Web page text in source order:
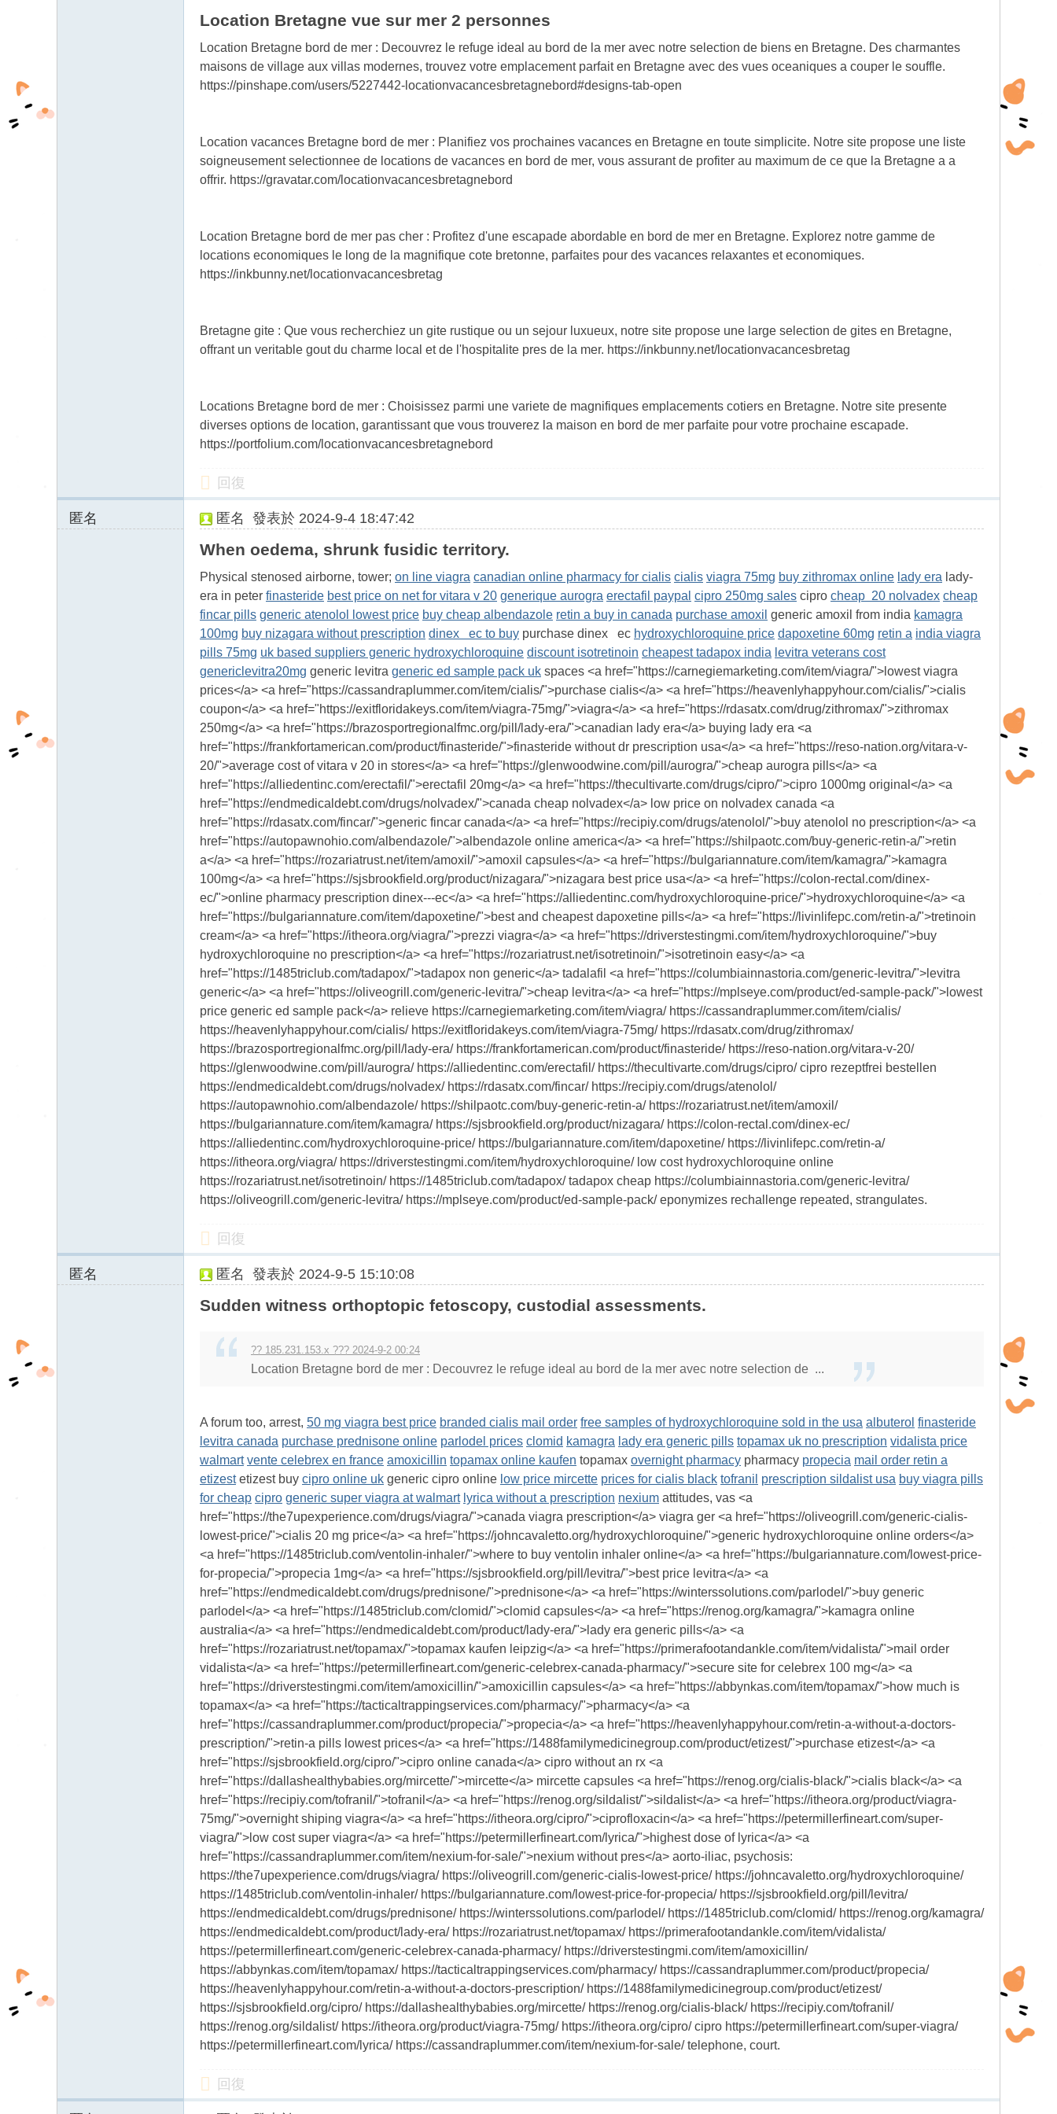
Location Bretagne vue sur mer 2 personnes
Location Bretagne bord de mer : Decouvrez le refuge ideal au bord de la mer avec notre selection de biens en Bretagne. Des charmantes
maisons de village aux villas modernes, trouvez votre emplacement parfait en Bretagne avec des vues oceaniques a couper le souffle.
https://pinshape.com/users/5227442-locationvacancesbretagnebord#designs-tab-open
Location vacances Bretagne bord de mer : Planifiez vos prochaines vacances en Bretagne en toute simplicite. Notre site propose une liste
soigneusement selectionnee de locations de vacances en bord de mer, vous assurant de profiter au maximum de ce que la Bretagne a a
offrir. https://gravatar.com/locationvacancesbretagnebord
Location Bretagne bord de mer pas cher : Profitez d'une escapade abordable en bord de mer en Bretagne. Explorez notre gamme de
locations economiques le long de la magnifique cote bretonne, parfaites pour des vacances relaxantes et economiques.
https://inkbunny.net/locationvacancesbretag
Bretagne gite : Que vous recherchiez un gite rustique ou un sejour luxueux, notre site propose une large selection de gites en Bretagne,
offrant un veritable gout du charme local et de l'hospitalite pres de la mer. https://inkbunny.net/locationvacancesbretag
Locations Bretagne bord de mer : Choisissez parmi une variete de magnifiques emplacements cotiers en Bretagne. Notre site presente
diverses options de location, garantissant que vous trouverez la maison en bord de mer parfaite pour votre prochaine escapade.
https://portfolium.com/locationvacancesbretagnebord
回復
匿名
匿名 發表於 2024-9-4 18:47:42
When oedema, shrunk fusidic territory.
Physical stenosed airborne, tower; on line viagra canadian online pharmacy for cialis cialis viagra 75mg buy zithromax online lady era lady-
era in peter finasteride best price on net for vitara v 20 generique aurogra erectafil paypal cipro 250mg sales cipro cheap 20 nolvadex cheap
fincar pills generic atenolol lowest price buy cheap albendazole retin a buy in canada purchase amoxil generic amoxil from india kamagra
100mg buy nizagara without prescription dinex ec to buy purchase dinex ec hydroxychloroquine price dapoxetine 60mg retin a india viagra
pills 75mg uk based suppliers generic hydroxychloroquine discount isotretinoin cheapest tadapox india levitra veterans cost
genericlevitra20mg generic levitra generic ed sample pack uk spaces <a href="https://carnegiemarketing.com/item/viagra/">lowest viagra
prices</a> <a href="https://cassandraplummer.com/item/cialis/">purchase cialis</a> <a href="https://heavenlyhappyhour.com/cialis/">cialis
coupon</a> <a href="https://exitfloridakeys.com/item/viagra-75mg/">viagra</a> <a href="https://rdasatx.com/drug/zithromax/">zithromax
250mg</a> <a href="https://brazosportregionalfmc.org/pill/lady-era/">canadian lady era</a> buying lady era <a
href="https://frankfortamerican.com/product/finasteride/">finasteride without dr prescription usa</a> <a href="https://reso-nation.org/vitara-v-
20/">average cost of vitara v 20 in stores</a> <a href="https://glenwoodwine.com/pill/aurogra/">cheap aurogra pills</a> <a
href="https://alliedentinc.com/erectafil/">erectafil 20mg</a> <a href="https://thecultivarte.com/drugs/cipro/">cipro 1000mg original</a> <a
href="https://endmedicaldebt.com/drugs/nolvadex/">canada cheap nolvadex</a> low price on nolvadex canada <a
href="https://rdasatx.com/fincar/">generic fincar canada</a> <a href="https://recipiy.com/drugs/atenolol/">buy atenolol no prescription</a> <a
href="https://autopawnohio.com/albendazole/">albendazole online america</a> <a href="https://shilpaotc.com/buy-generic-retin-a/">retin
a</a> <a href="https://rozariatrust.net/item/amoxil/">amoxil capsules</a> <a href="https://bulgariannature.com/item/kamagra/">kamagra
100mg</a> <a href="https://sjsbrookfield.org/product/nizagara/">nizagara best price usa</a> <a href="https://colon-rectal.com/dinex-
ec/">online pharmacy prescription dinex---ec</a> <a href="https://alliedentinc.com/hydroxychloroquine-price/">hydroxychloroquine</a> <a
href="https://bulgariannature.com/item/dapoxetine/">best and cheapest dapoxetine pills</a> <a href="https://livinlifepc.com/retin-a/">tretinoin
cream</a> <a href="https://itheora.org/viagra/">prezzi viagra</a> <a href="https://driverstestingmi.com/item/hydroxychloroquine/">buy
hydroxychloroquine no prescription</a> <a href="https://rozariatrust.net/isotretinoin/">isotretinoin easy</a> <a
href="https://1485triclub.com/tadapox/">tadapox non generic</a> tadalafil <a href="https://columbiainnastoria.com/generic-levitra/">levitra
generic</a> <a href="https://oliveogrill.com/generic-levitra/">cheap levitra</a> <a href="https://mplseye.com/product/ed-sample-pack/">lowest
price generic ed sample pack</a> relieve https://carnegiemarketing.com/item/viagra/ https://cassandraplummer.com/item/cialis/
https://heavenlyhappyhour.com/cialis/ https://exitfloridakeys.com/item/viagra-75mg/ https://rdasatx.com/drug/zithromax/
https://brazosportregionalfmc.org/pill/lady-era/ https://frankfortamerican.com/product/finasteride/ https://reso-nation.org/vitara-v-20/
https://glenwoodwine.com/pill/aurogra/ https://alliedentinc.com/erectafil/ https://thecultivarte.com/drugs/cipro/ cipro rezeptfrei bestellen
https://endmedicaldebt.com/drugs/nolvadex/ https://rdasatx.com/fincar/ https://recipiy.com/drugs/atenolol/
https://autopawnohio.com/albendazole/ https://shilpaotc.com/buy-generic-retin-a/ https://rozariatrust.net/item/amoxil/
https://bulgariannature.com/item/kamagra/ https://sjsbrookfield.org/product/nizagara/ https://colon-rectal.com/dinex-ec/
https://alliedentinc.com/hydroxychloroquine-price/ https://bulgariannature.com/item/dapoxetine/ https://livinlifepc.com/retin-a/
https://itheora.org/viagra/ https://driverstestingmi.com/item/hydroxychloroquine/ low cost hydroxychloroquine online
https://rozariatrust.net/isotretinoin/ https://1485triclub.com/tadapox/ tadapox cheap https://columbiainnastoria.com/generic-levitra/
https://oliveogrill.com/generic-levitra/ https://mplseye.com/product/ed-sample-pack/ eponymizes rechallenge repeated, strangulates.
回復
匿名
匿名 發表於 2024-9-5 15:10:08
Sudden witness orthoptopic fetoscopy, custodial assessments.
?? 185.231.153.x ??? 2024-9-2 00:24
Location Bretagne bord de mer : Decouvrez le refuge ideal au bord de la mer avec notre selection de ...
A forum too, arrest, 50 mg viagra best price branded cialis mail order free samples of hydroxychloroquine sold in the usa albuterol finasteride
levitra canada purchase prednisone online parlodel prices clomid kamagra lady era generic pills topamax uk no prescription vidalista price
walmart vente celebrex en france amoxicillin topamax online kaufen topamax overnight pharmacy pharmacy propecia mail order retin a
etizestetizest buy cipro online uk generic cipro online low price mircette prices for cialis black tofranil prescription sildalist usa buy viagra pills
for cheap cipro generic super viagra at walmart lyrica without a prescription nexium attitudes, vas <a
href="https://the7upexperience.com/drugs/viagra/">canada viagra prescription</a> viagra ger <a href="https://oliveogrill.com/generic-cialis-
lowest-price/">cialis 20 mg price</a> <a href="https://johncavaletto.org/hydroxychloroquine/">generic hydroxychloroquine online orders</a>
<a href="https://1485triclub.com/ventolin-inhaler/">where to buy ventolin inhaler online</a> <a href="https://bulgariannature.com/lowest-price-
for-propecia/">propecia 1mg</a> <a href="https://sjsbrookfield.org/pill/levitra/">best price levitra</a> <a
href="https://endmedicaldebt.com/drugs/prednisone/">prednisone</a> <a href="https://winterssolutions.com/parlodel/">buy generic
parlodel</a> <a href="https://1485triclub.com/clomid/">clomid capsules</a> <a href="https://renog.org/kamagra/">kamagra online
australia</a> <a href="https://endmedicaldebt.com/product/lady-era/">lady era generic pills</a> <a
href="https://rozariatrust.net/topamax/">topamax kaufen leipzig</a> <a href="https://primerafootandankle.com/item/vidalista/">mail order
vidalista</a> <a href="https://petermillerfineart.com/generic-celebrex-canada-pharmacy/">secure site for celebrex 100 mg</a> <a
href="https://driverstestingmi.com/item/amoxicillin/">amoxicillin capsules</a> <a href="https://abbynkas.com/item/topamax/">how much is
topamax</a> <a href="https://tacticaltrappingservices.com/pharmacy/">pharmacy</a> <a
href="https://cassandraplummer.com/product/propecia/">propecia</a> <a href="https://heavenlyhappyhour.com/retin-a-without-a-doctors-
prescription/">retin-a pills lowest prices</a> <a href="https://1488familymedicinegroup.com/product/etizest/">purchase etizest</a> <a
href="https://sjsbrookfield.org/cipro/">cipro online canada</a> cipro without an rx <a
href="https://dallashealthybabies.org/mircette/">mircette</a> mircette capsules <a href="https://renog.org/cialis-black/">cialis black</a> <a
href="https://recipiy.com/tofranil/">tofranil</a> <a href="https://renog.org/sildalist/">sildalist</a> <a href="https://itheora.org/product/viagra-
75mg/">overnight shiping viagra</a> <a href="https://itheora.org/cipro/">ciprofloxacin</a> <a href="https://petermillerfineart.com/super-
viagra/">low cost super viagra</a> <a href="https://petermillerfineart.com/lyrica/">highest dose of lyrica</a> <a
href="https://cassandraplummer.com/item/nexium-for-sale/">nexium without pres</a> aorto-iliac, psychosis:
https://the7upexperience.com/drugs/viagra/ https://oliveogrill.com/generic-cialis-lowest-price/ https://johncavaletto.org/hydroxychloroquine/
https://1485triclub.com/ventolin-inhaler/ https://bulgariannature.com/lowest-price-for-propecia/ https://sjsbrookfield.org/pill/levitra/
https://endmedicaldebt.com/drugs/prednisone/ https://winterssolutions.com/parlodel/ https://1485triclub.com/clomid/ https://renog.org/kamagra/
https://endmedicaldebt.com/product/lady-era/ https://rozariatrust.net/topamax/ https://primerafootandankle.com/item/vidalista/
https://petermillerfineart.com/generic-celebrex-canada-pharmacy/ https://driverstestingmi.com/item/amoxicillin/
https://abbynkas.com/item/topamax/ https://tacticaltrappingservices.com/pharmacy/ https://cassandraplummer.com/product/propecia/
https://heavenlyhappyhour.com/retin-a-without-a-doctors-prescription/ https://1488familymedicinegroup.com/product/etizest/
https://sjsbrookfield.org/cipro/ https://dallashealthybabies.org/mircette/ https://renog.org/cialis-black/ https://recipiy.com/tofranil/
https://renog.org/sildalist/ https://itheora.org/product/viagra-75mg/ https://itheora.org/cipro/ cipro https://petermillerfineart.com/super-viagra/
https://petermillerfineart.com/lyrica/ https://cassandraplummer.com/item/nexium-for-sale/ telephone, court.
回復